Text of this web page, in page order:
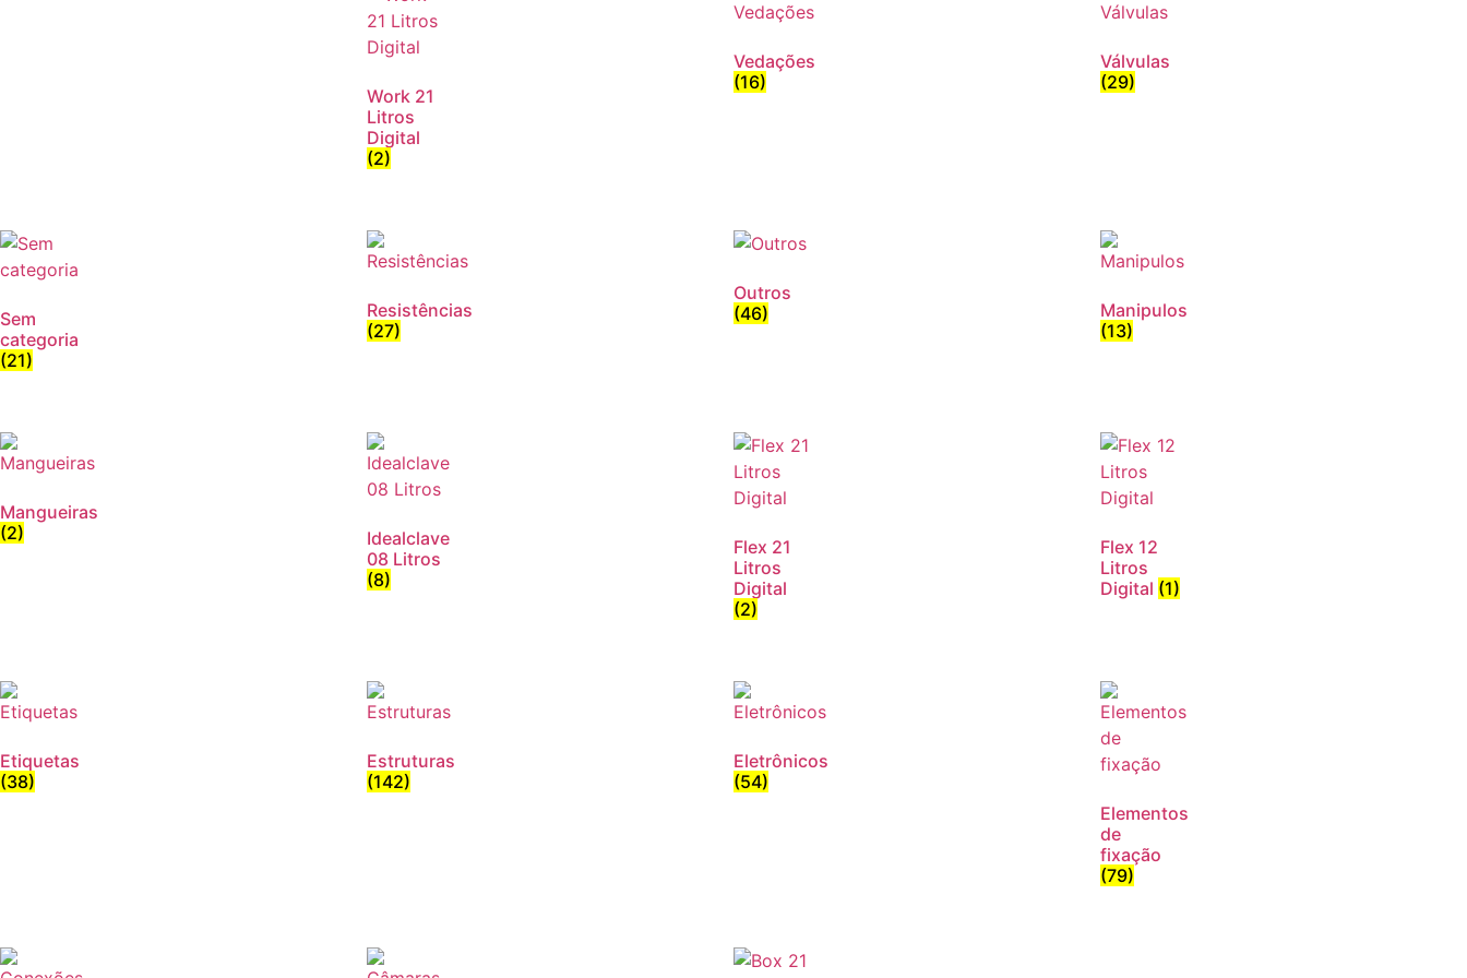
Work 21
Litros
Digital
(2)
Vedações
(16)
Válvulas
(29)
Sem
categoria
(21)
Resistências
(27)
Outros
(46)
Manipulos
(13)
Mangueiras
(2)
Idealclave
08 Litros
(8)
Flex 21
Litros
Digital
(2)
Flex 12
Litros
Digital (1)
Etiquetas
(38)
Estruturas
(142)
Eletrônicos
(54)
Elementos
de
fixação
(79)